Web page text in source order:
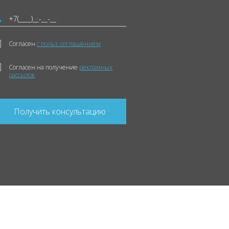
Согласенс польз. соглашением
Согласен на получение рекламных
рассылок
Получить консультацию